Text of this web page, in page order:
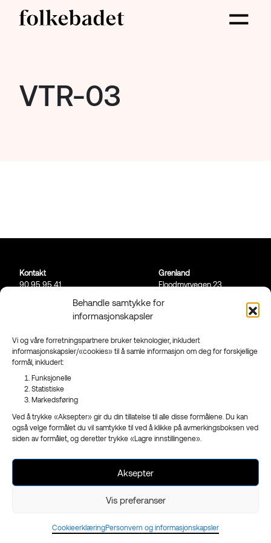
Behandle samtykke for
informasjonskapsler
Vi og våre forretningspartnere bruker teknologier, inkludert
informasjonskapsler/«cookies» til å samle informasjon om deg for forskjellige
formål, inkludert:
Funksjonelle
Statistiske
Markedsføring
Ved å trykke «Aksepter» gir du din tillatelse til alle disse formålene. Du kan
også velge formålet du vil samtykke til ved å klikke på avmerkingsboksen ved
siden av formålet, og deretter trykke «Lagre innstillingene».
Aksepter
Vis preferanser
CookieerklæringPersonvern og informasjonskapsler
VTR-03
Kontakt
90 95 95 41
Grenland
Floodmyrvegen 23,
3223 Sandefjord
- en del avReklameservice